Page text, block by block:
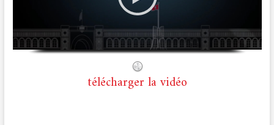
télécharger la vidéo